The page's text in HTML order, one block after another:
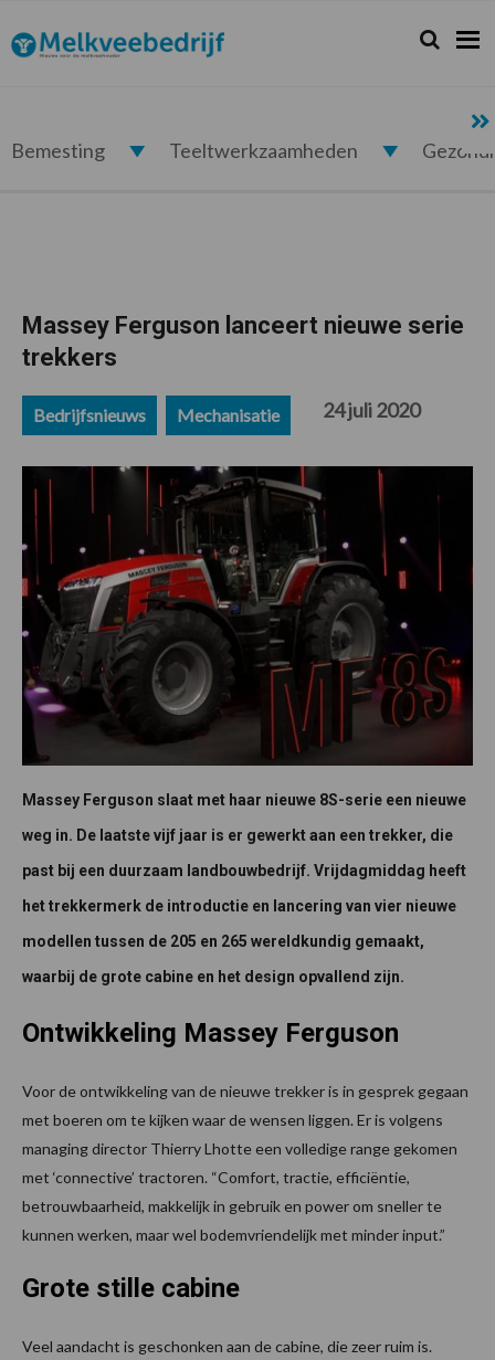
de
hoofdnavigatie
de
hoofd
de
eerste
de
voettekst
Melkveebedrijf.nl Zoeken...
Zoek
Bemesting Teeltwerkzaamheden
Massey Ferguson lanceert nieuwe serie
trekkers
Bedrijfsnieuws Mechanisatie 24 juli 2020
Massey Ferguson slaat met haar nieuwe 8S-serie een nieuwe
weg in. De laatste vijf jaar is er gewerkt aan een trekker, die
past bij een duurzaam landbouwbedrijf. Vrijdagmiddag heeft
het trekkermerk de introductie en lancering van vier nieuwe
modellen tussen de 205 en 265 wereldkundig gemaakt,
waarbij de grote cabine en het design opvallend zijn.
Ontwikkeling Massey Ferguson
Voor de ontwikkeling van de nieuwe trekker is in gesprek gegaan
met boeren om te kijken waar de wensen liggen. Er is volgens
managing director Thierry Lhotte een volledige range gekomen
met ‘connective’ tractoren. “Comfort, tractie, efficiëntie,
betrouwbaarheid, makkelijk in gebruik en power om sneller te
kunnen werken, maar wel bodemvriendelijk met minder input.”
Grote stille cabine
Veel aandacht is geschonken aan de cabine, die zeer ruim is.